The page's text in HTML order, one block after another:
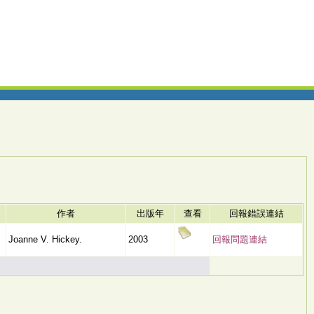
作者 出版年 查看 回報錯誤連結
Joanne V. Hickey. 2003 回報問題連結